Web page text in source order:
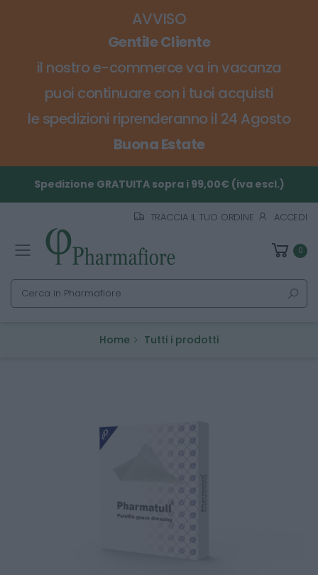
AVVISO
Gentile Cliente
il nostro e-commerce va in vacanza
puoi continuare con i tuoi acquisti
le spedizioni riprenderanno il 24 Agosto
Buona Estate
Spedizione GRATUITA sopra i 99,00€ (iva escl.)
TRACCIA IL TUO ORDINE ACCEDI
Toggle mobile menu 0
Cerca
Home Tutti i prodotti